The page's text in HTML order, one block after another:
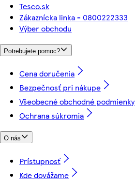
Tesco.sk
Zákaznícka linka - 0800222333
Výber obchodu
Potrebujete pomoc?
Cena doručenia
Bezpečnosť pri nákupe
Všeobecné obchodné podmienky
Ochrana súkromia
O nás
Prístupnosť
Kde dovážame